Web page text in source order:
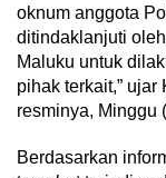
oknum anggota
ditindaklanjuti
Maluku untuk
pihak terkait,”
resminya, Minggu
Berdasarkan